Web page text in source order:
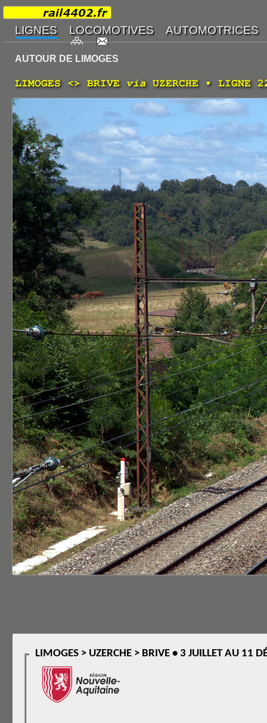
AUTOUR DE LIMOGES
LIMOGES <> BRIVE viaUZERCHE • LIGNE
LIMOGES > UZERCHE > BRIVE • 3 JUILLET AU 11